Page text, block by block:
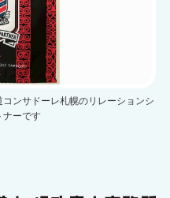
ンサドーレ札幌のリレーションシ
ナーです